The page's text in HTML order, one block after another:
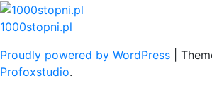
Skip
to
1000stopni.pl
Proudly powered by WordPress
Profoxstudio.